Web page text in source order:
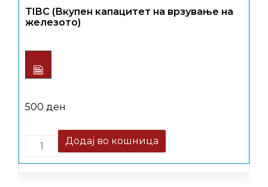
TIBC (Вкупен капацитет на врзување на
железото)
500 ден
Quantity
Додај во кошница